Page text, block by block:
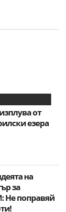
от
езера
на
за
Не поправяй